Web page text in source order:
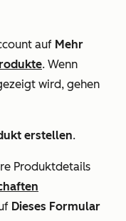
auf Mehr
. Wenn
wird, gehen
erstellen.
Produktdetails
Dieses Formular